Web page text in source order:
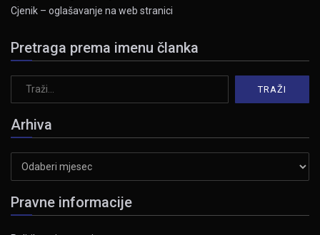
Cjenik – oglašavanje na web stranici
Pretraga prema imenu članka
Arhiva
Pravne informacije